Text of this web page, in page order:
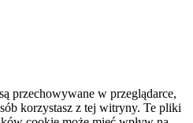
przechowywane w przeglądarce,
korzystasz z tej witryny. Te pliki